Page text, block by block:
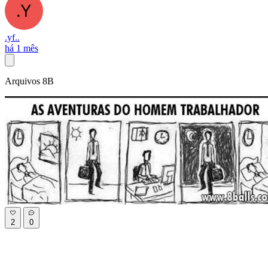
.yf..
há 1 mês
Arquivos 8B
2 0